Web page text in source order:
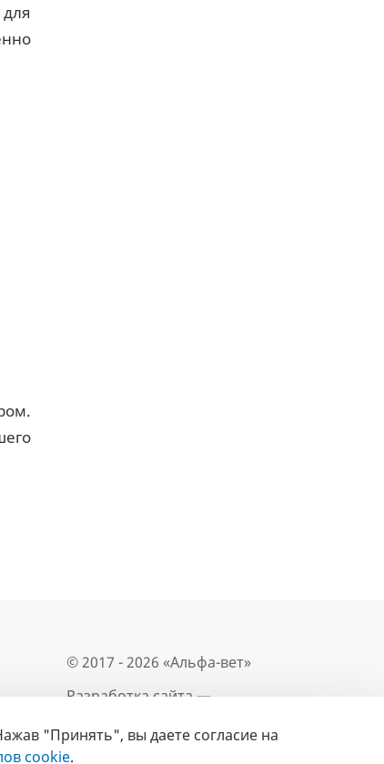
© 2017 - 2026 «Альфа-вет»
Разработка сайта —
Лицензия № 02150/1874, УНП 190845301
Информация, представленная на сайте, носит
"Принять", вы даете согласие на
cookie.